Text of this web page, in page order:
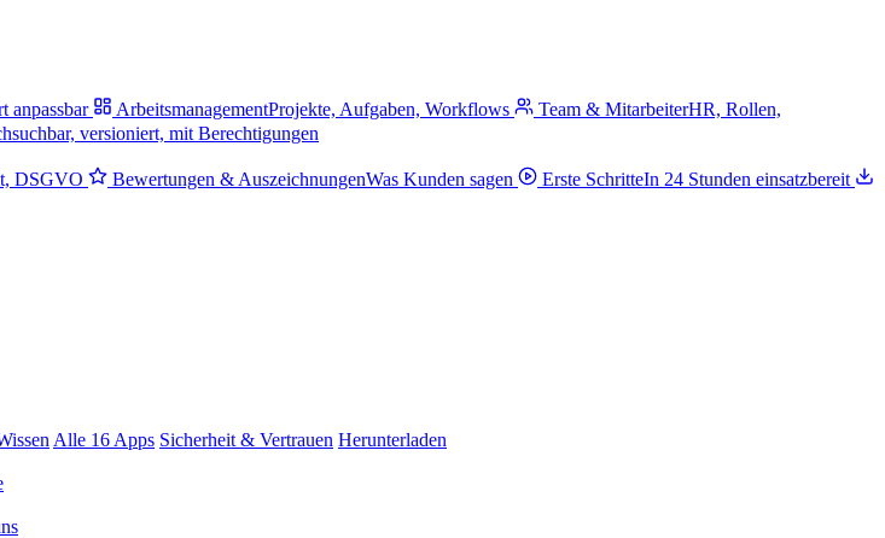
anpassbar ArbeitsmanagementProjekte, Aufgaben, Workflows Team & MitarbeiterHR, Rollen,
versioniert, mit Berechtigungen
DSGVO Bewertungen & AuszeichnungenWas Kunden sagen Erste SchritteIn 24 Stunden einsatzbereit
Alle 16 Apps Sicherheit & Vertrauen Herunterladen